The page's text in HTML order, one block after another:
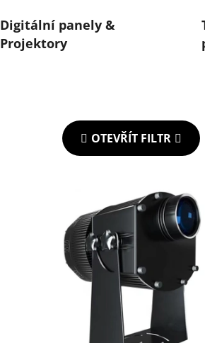
Digitální panely &
Projektory
OTEVŘÍT FILTR